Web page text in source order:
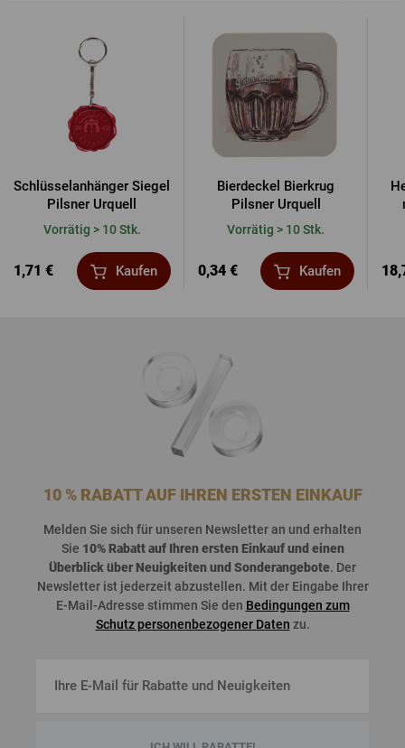
Schlüsselanhänger Siegel
Pilsner Urquell
Vorrätig > 10 Stk.
1,71 € Kaufen
Bierdeckel Bierkrug
Pilsner Urquell
Vorrätig > 10 Stk.
0,34 € Kaufen
10 % RABATT AUF IHREN ERSTEN EINKAUF
Melden Sie sich für unseren Newsletter an und erhalten
Sie 10% Rabattauf Ihren ersten Einkaufund einen
Überblicküber Neuigkeiten und Sonderangebote. Der
Newsletter ist jederzeit abzustellen. Mit der Eingabe Ihrer
E-Mail-Adresse stimmen Sie den Bedingungen zum
Schutz personenbezogener Daten zu.